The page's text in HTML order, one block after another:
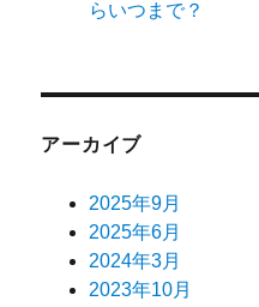
らいつまで？
アーカイブ
2025年9月
2025年6月
2024年3月
2023年10月